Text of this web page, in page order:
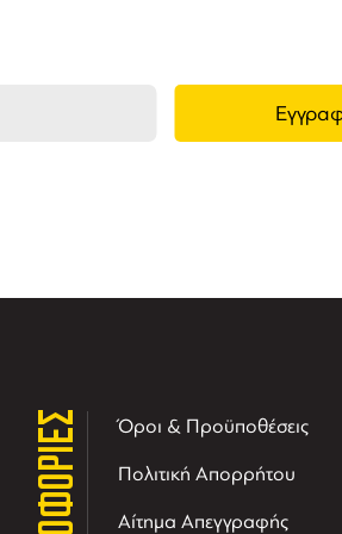
Όροι & Προϋποθέσεις
Πολιτική Απορρήτου
Αίτημα Απεγγραφής